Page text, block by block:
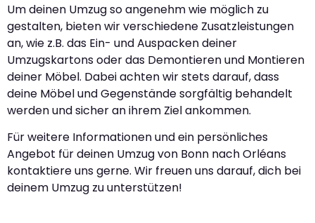
Um deinen Umzug so angenehm wie möglich zu
gestalten, bieten wir verschiedene Zusatzleistungen
an, wie z.B. das Ein- und Auspacken deiner
Umzugskartons oder das Demontieren und Montieren
deiner Möbel. Dabei achten wir stets darauf, dass
deine Möbel und Gegenstände sorgfältig behandelt
werden und sicher an ihrem Ziel ankommen.
Für weitere Informationen und ein persönliches
Angebot für deinen Umzug von Bonn nach Orléans
kontaktiere uns gerne. Wir freuen uns darauf, dich bei
deinem Umzug zu unterstützen!